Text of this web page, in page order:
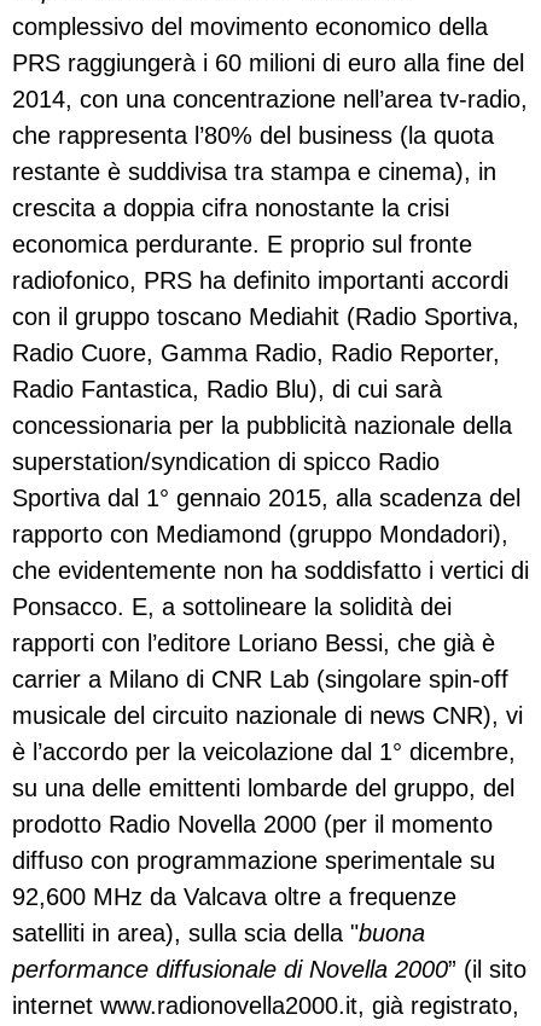
complessivo del movimento economico della
PRS raggiungerà i 60 milioni di euro alla fine del
2014, con una concentrazione nell’area tv-radio,
che rappresenta l’80% del business (la quota
restante è suddivisa tra stampa e cinema), in
crescita a doppia cifra nonostante la crisi
economica perdurante. E proprio sul fronte
radiofonico, PRS ha definito importanti accordi
con il gruppo toscano Mediahit (Radio Sportiva,
Radio Cuore, Gamma Radio, Radio Reporter,
Radio Fantastica, Radio Blu), di cui sarà
concessionaria per la pubblicità nazionale della
superstation/syndication di spicco Radio
Sportiva dal 1° gennaio 2015, alla scadenza del
rapporto con Mediamond (gruppo Mondadori),
che evidentemente non ha soddisfatto i vertici di
Ponsacco. E, a sottolineare la solidità dei
rapporti con l’editore Loriano Bessi, che già è
carrier a Milano di CNR Lab (singolare spin-off
musicale del circuito nazionale di news CNR), vi
è l’accordo per la veicolazione dal 1° dicembre,
su una delle emittenti lombarde del gruppo, del
prodotto Radio Novella 2000 (per il momento
diffuso con programmazione sperimentale su
92,600 MHz da Valcava oltre a frequenze
satelliti in area), sulla scia della "buona
performance diffusionale di Novella 2000” (il sito
internet www.radionovella2000.it, già registrato,